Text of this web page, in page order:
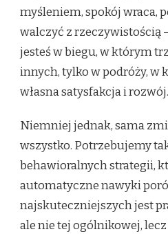
myśleniem, spokój wraca,
walczyć z rzeczywistością
jesteś w biegu, w którym
innych, tylko w podróży, w
własna satysfakcja i rozwój.
Niemniej jednak, sama
wszystko. Potrzebujemy
behawioralnych strategii,
automatyczne nawyki
najskuteczniejszych jest
ale nie tej ogólnikowej,